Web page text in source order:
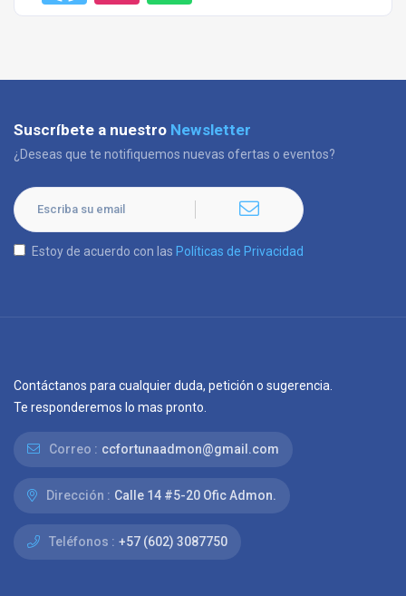
Suscríbete a nuestro Newsletter
¿Deseas que te notifiquemos nuevas ofertas o eventos?
Estoy de acuerdo con las Políticas de Privacidad
Contáctanos para cualquier duda, petición o sugerencia.
Te responderemos lo mas pronto.
Correo : ccfortunaadmon@gmail.com
Dirección : Calle 14 #5-20 Ofic Admon.
Teléfonos : +57 (602) 3087750